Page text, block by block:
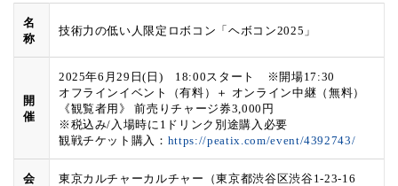
名
称
技術力の低い人限定ロボコン「ヘボコン2025」
開
催
2025年6月29日(日) 18:00スタート ※開場17:30
オフラインイベント（有料）＋ オンライン中継（無料）
《観覧者用》 前売りチャージ券3,000円
※税込み/入場時に1ドリンク別途購入必要
観戦チケット購入： https://peatix.com/event/4392743/
会
東京カルチャーカルチャー（東京都渋谷区渋谷1-23-16